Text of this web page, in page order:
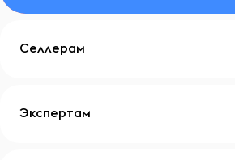
Селлерам
Экспертам